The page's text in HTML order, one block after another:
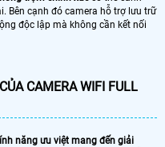
Bên cạnh đó camera hỗ trợ lưu trữ
độc lập mà không cần kết nối
CAMERA WIFI FULL
năng ưu việt mang đến giải